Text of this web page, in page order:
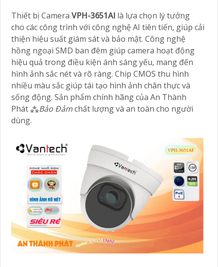
Thiết bị Camera VPH-3651AI là lựa chọn lý tưởng
cho các công trình với công nghệ AI tiên tiến, giúp cải
thiện hiệu suất giám sát và bảo mật. Công nghệ
hồng ngoại SMD ban đêm giúp camera hoạt động
hiệu quả trong điều kiện ánh sáng yếu, mang đến
hình ảnh sắc nét và rõ ràng. Chip CMOS thu hình
nhiều màu sắc giúp tái tạo hình ảnh chân thực và
sống động. Sản phẩm chính hãng của An Thành
Phát ⁂Bảo Đảmchất lượng và an toàn cho người
dùng.